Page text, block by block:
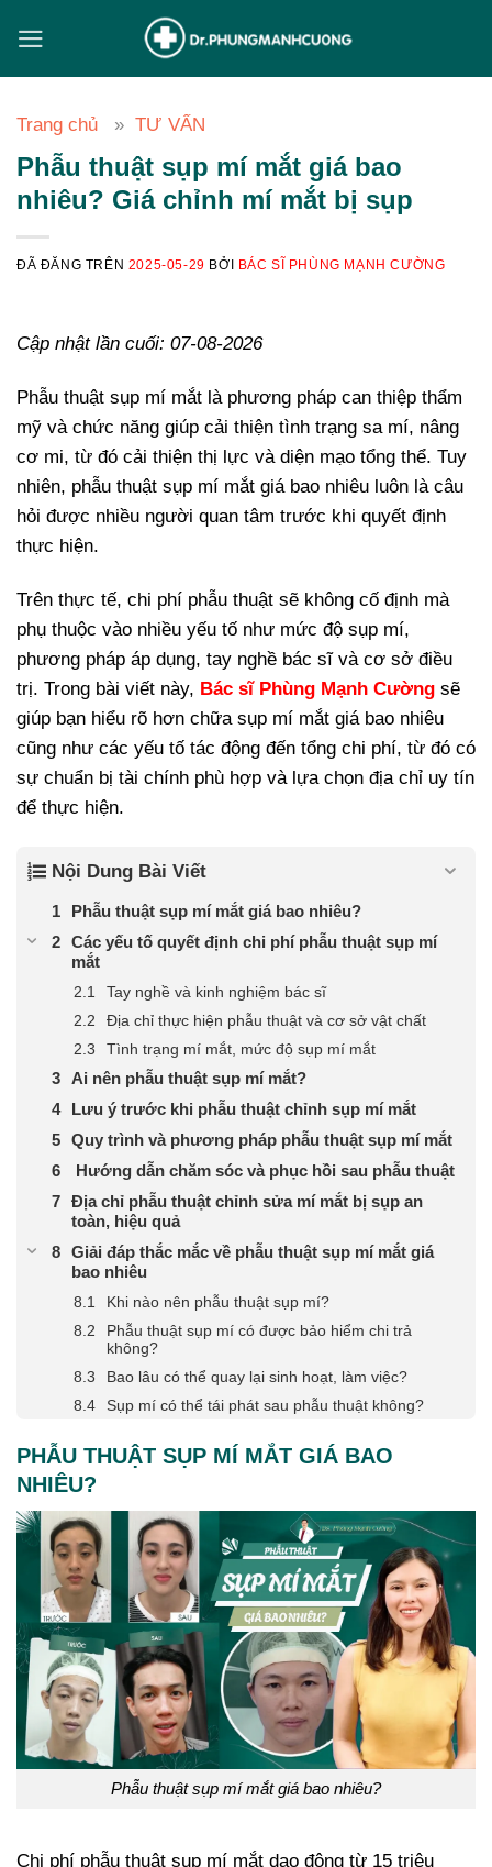
đến
nội
Trang chủ
TƯ VẤN
Phẫu thuật sụp mí mắt giá bao
nhiêu? Giá chỉnh mí mắt bị sụp
ĐÃ ĐĂNG TRÊN 2025-05-29 BỞI BÁC SĨ PHÙNG MẠNH CƯỜNG
Cập nhật lần cuối: 07-08-2026
Phẫu thuật sụp mí mắt là phương pháp can thiệp thẩm
mỹ và chức năng giúp cải thiện tình trạng sa mí, nâng
cơ mi, từ đó cải thiện thị lực và diện mạo tổng thể. Tuy
nhiên, phẫu thuật sụp mí mắt giá bao nhiêu luôn là câu
hỏi được nhiều người quan tâm trước khi quyết định
thực hiện.
Trên thực tế, chi phí phẫu thuật sẽ không cố định mà
phụ thuộc vào nhiều yếu tố như mức độ sụp mí,
phương pháp áp dụng, tay nghề bác sĩ và cơ sở điều
trị. Trong bài viết này, Bác sĩ Phùng Mạnh Cường sẽ
giúp bạn hiểu rõ hơn chữa sụp mí mắt giá bao nhiêu
cũng như các yếu tố tác động đến tổng chi phí, từ đó có
sự chuẩn bị tài chính phù hợp và lựa chọn địa chỉ uy tín
để thực hiện.
Nội Dung Bài Viết
Phẫu thuật sụp mí mắt giá bao nhiêu?
Các yếu tố quyết định chi phí phẫu thuật sụp mí
mắt
Tay nghề và kinh nghiệm bác sĩ
Địa chỉ thực hiện phẫu thuật và cơ sở vật chất
Tình trạng mí mắt, mức độ sụp mí mắt
Ai nên phẫu thuật sụp mí mắt?
Lưu ý trước khi phẫu thuật chỉnh sụp mí mắt
Quy trình và phương pháp phẫu thuật sụp mí mắt
Hướng dẫn chăm sóc và phục hồi sau phẫu thuật
Địa chỉ phẫu thuật chỉnh sửa mí mắt bị sụp an
toàn, hiệu quả
Giải đáp thắc mắc về phẫu thuật sụp mí mắt giá
bao nhiêu
Khi nào nên phẫu thuật sụp mí?
Phẫu thuật sụp mí có được bảo hiểm chi trả
không?
Bao lâu có thể quay lại sinh hoạt, làm việc?
Sụp mí có thể tái phát sau phẫu thuật không?
PHẪU THUẬT SỤP MÍ MẮT GIÁ BAO
NHIÊU?
Phẫu thuật sụp mí mắt giá bao nhiêu?
Chi phí phẫu thuật sụp mí mắt dao động từ 15 triệu